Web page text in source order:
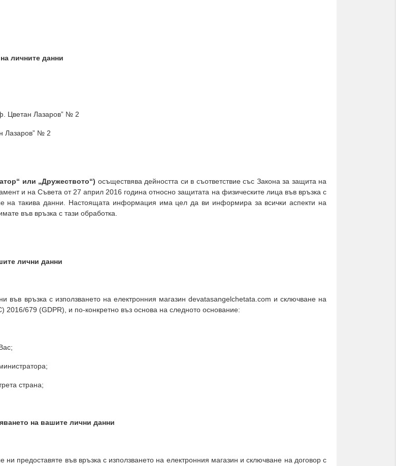
личните данни
Цветан Лазаров” № 2
Лазаров” № 2
или „Дружеството“) осъществява дейността си в съответствие със Закона за защита на
и на Съвета от 27 април 2016 година относно защитата на физическите лица във връзка с
на такива данни. Настоящата информация има цел да ви информира за всички аспекти на
във връзка с тази обработка.
лични данни
във връзка с използването на електронния магазин devatasangelchetata.com и сключване на
679 (GDPR), и по-конкретно въз основа на следното основание:
страна;
на вашите лични данни
предоставяте във връзка с използването на електронния магазин и сключване на договор с